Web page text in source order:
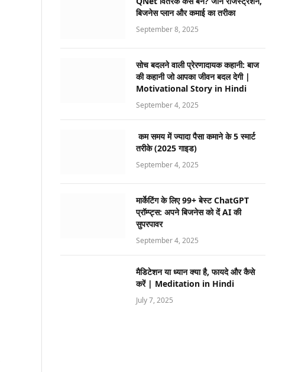
बिजनेस प्लान और कमाई का तरीका
September 8, 2025
सोच बदलने वाली प्रेरणादायक कहानी: बाज
की कहानी जो आपका जीवन बदल देगी |
Motivational Story in Hindi
September 4, 2025
कम समय में ज्यादा पैसा कमाने के 5 स्मार्ट
तरीके (2025 गाइड)
September 4, 2025
मार्केटिंग के लिए 99+ बेस्ट ChatGPT
प्रॉम्प्ट्स: अपने बिजनेस को दें AI की
सुपरपावर
September 4, 2025
मैडिटेशन या ध्यान क्या है, फायदे और कैसे
करें | Meditation in Hindi
July 7, 2025